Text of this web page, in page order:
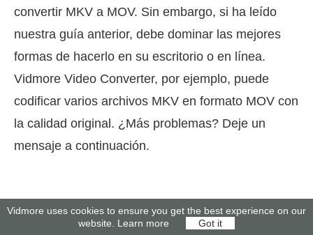
convertir MKV a MOV. Sin embargo, si ha leído
nuestra guía anterior, debe dominar las mejores
formas de hacerlo en su escritorio o en línea.
Vidmore Video Converter, por ejemplo, puede
codificar varios archivos MKV en formato MOV con
la calidad original. ¿Más problemas? Deje un
mensaje a continuación.
Vidmore uses cookies to ensure you get the best experience on our
website. Learn more Got it